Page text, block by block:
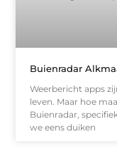
Buienradar
Weerbericht apps
leven. Maar hoe
Buienradar,
we eens duiken